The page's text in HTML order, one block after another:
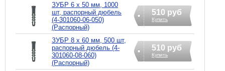
ЗУБР 6 х 50 мм, 1000
шт, распорный дюбель
(4-301060-06-050)
(Распорный)
510 руб
Купить
ЗУБР 8 х 60 мм, 500 шт,
распорный дюбель (4-
301060-08-060)
(Распорный)
510 руб
Купить